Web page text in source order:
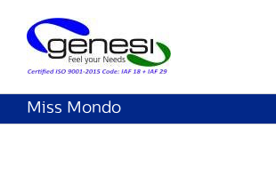
Miss Mondo